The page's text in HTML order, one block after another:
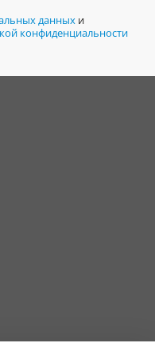
данных и
конфиденциальности